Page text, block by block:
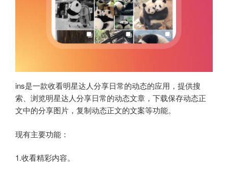
ins是一款收看明星达人分享日常的动态的应用，提供搜
索、浏览明星达人分享日常的动态文章，下载保存动态正
文中的分享图片，复制动态正文的文案等功能。
现有主要功能：
1.收看精彩内容。